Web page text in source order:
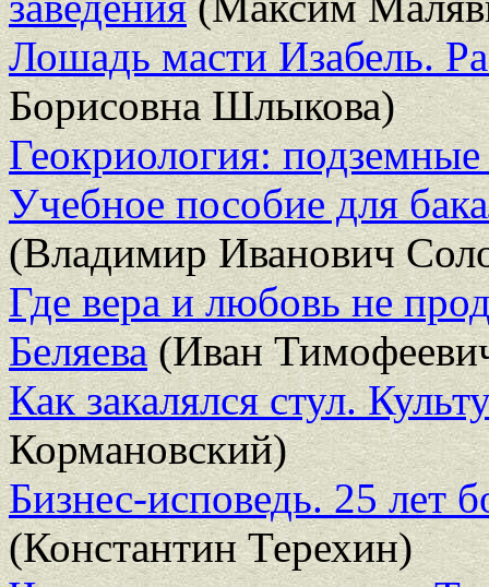
Лошадь масти Изабель.
Борисовна Шлыкова)
Геокриология:
Учебное пособие для
(Владимир Иванович
Где вера и любовь не
Беляева(Иван
Как закалялся стул.
Кормановский)
Бизнес-исповедь. 25 лет
(Константин Терехин)